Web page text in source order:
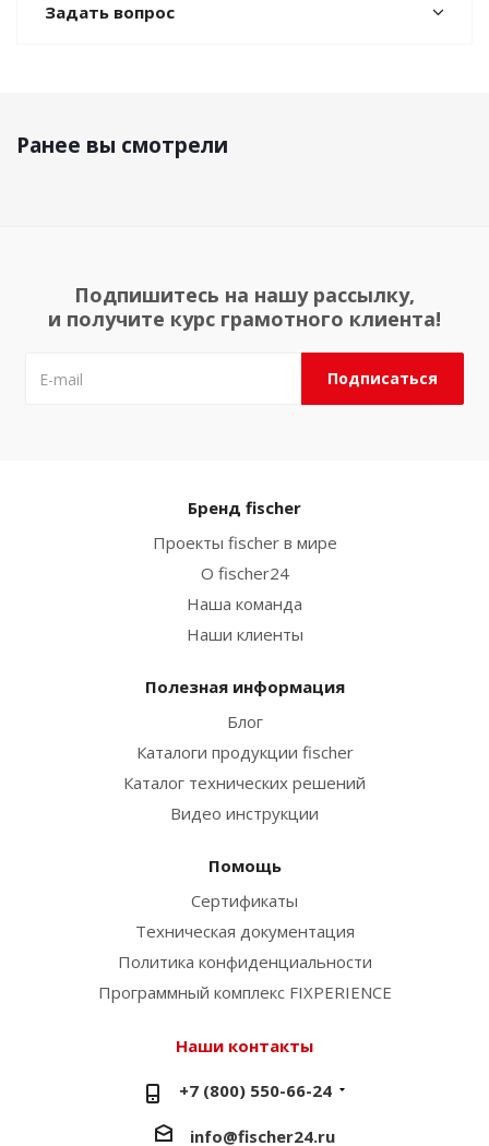
Задать вопрос
Ранее вы смотрели
Подпишитесь на нашу рассылку,
и получите курс грамотного клиента!
Бренд fischer
Проекты fischer в мире
О fischer24
Наша команда
Наши клиенты
Полезная информация
Блог
Каталоги продукции fischer
Каталог технических решений
Видео инструкции
Помощь
Сертификаты
Техническая документация
Политика конфиденциальности
Программный комплекс FIXPERIENCE
Наши контакты
+7 (800) 550-66-24
info@fischer24.ru